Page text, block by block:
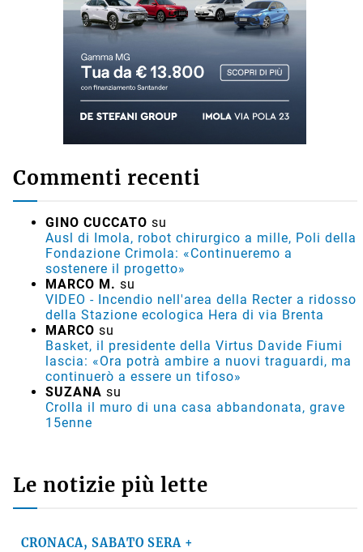
Commenti recenti
GINO CUCCATO su
Ausl di Imola, robot chirurgico a mille, Poli della
Fondazione Crimola: «Continueremo a
sostenere il progetto»
MARCO M. su
VIDEO - Incendio nell'area della Recter a ridosso
della Stazione ecologica Hera di via Brenta
MARCO su
Basket, il presidente della Virtus Davide Fiumi
lascia: «Ora potrà ambire a nuovi traguardi, ma
continuerò a essere un tifoso»
SUZANA su
Crolla il muro di una casa abbandonata, grave
15enne
Le notizie più lette
CRONACA, SABATO SERA +